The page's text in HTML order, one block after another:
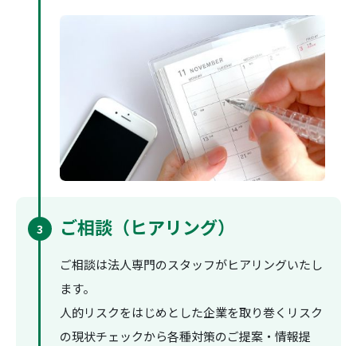
3 ご相談（ヒアリング）
ご相談は法人専門のスタッフがヒアリングいたし
ます。
人的リスクをはじめとした企業を取り巻くリスク
の現状チェックから各種対策のご提案・情報提